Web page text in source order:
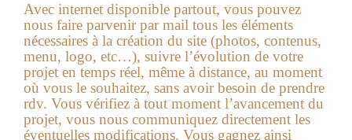
Avec internet disponible partout, vous pouvez
nous faire parvenir par mail tous les éléments
nécessaires à la création du site (photos, contenus,
menu, logo, etc…), suivre l’évolution de votre
projet en temps réel, même à distance, au moment
où vous le souhaitez, sans avoir besoin de prendre
rdv. Vous vérifiez à tout moment l’avancement du
projet, vous nous communiquez directement les
éventuelles modifications. Vous gagnez ainsi